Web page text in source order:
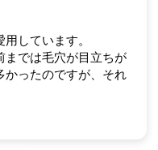
しています。
までは毛穴が目立ちが
かったのですが、それ
したところ、これま